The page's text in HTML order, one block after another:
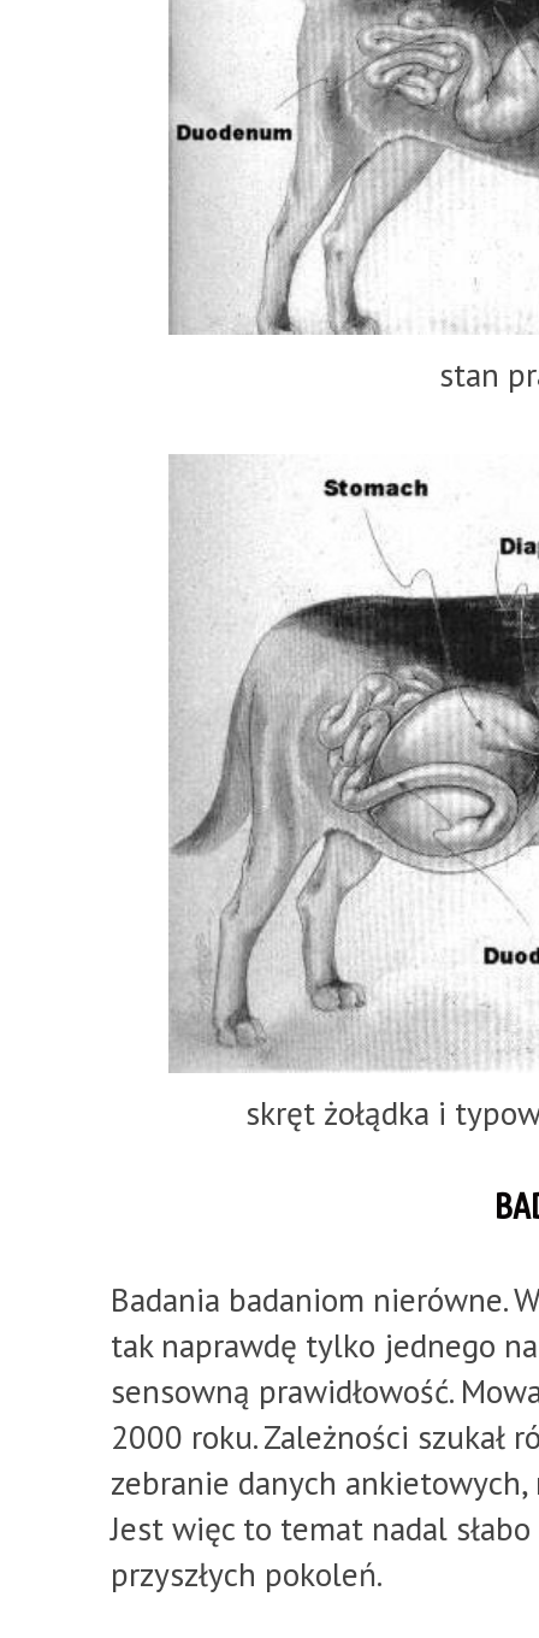
stan
skręt żołądka i
Badania badaniom nierówne.
tak naprawdę tylko jednego
sensowną prawidłowość.
2000 roku. Zależności szukał
zebranie danych
Jest więc to temat nadal
przyszłych pokoleń.